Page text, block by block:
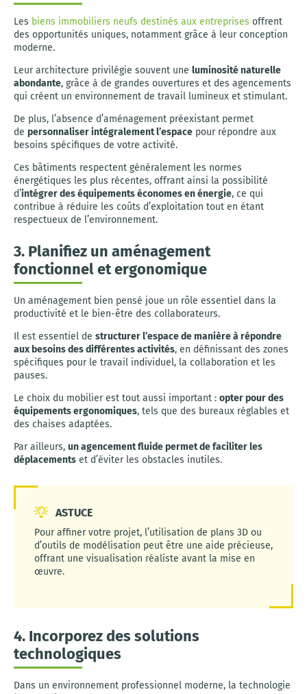
Les biens immobiliers neufs destinés aux entreprises offrent
des opportunités uniques, notamment grâce à leur conception
moderne.
Leur architecture privilégie souvent une luminosité naturelle
abondante, grâce à de grandes ouvertures et des agencements
qui créent un environnement de travail lumineux et stimulant.
De plus, l’absence d’aménagement préexistant permet
de personnaliser intégralement l’espace pour répondre aux
besoins spécifiques de votre activité.
Ces bâtiments respectent généralement les normes
énergétiques les plus récentes, offrant ainsi la possibilité
d’intégrer des équipements économes en énergie, ce qui
contribue à réduire les coûts d’exploitation tout en étant
respectueux de l’environnement.
3. Planifiez un aménagement
fonctionnel et ergonomique
Un aménagement bien pensé joue un rôle essentiel dans la
productivité et le bien-être des collaborateurs.
Il est essentiel de structurer l’espace de manière à répondre
aux besoins des différentes activités, en définissant des zones
spécifiques pour le travail individuel, la collaboration et les
pauses.
Le choix du mobilier est tout aussi important : opter pour des
équipements ergonomiques, tels que des bureaux réglables et
des chaises adaptées.
Par ailleurs, un agencement fluide permet de faciliter les
déplacements et d’éviter les obstacles inutiles.
ASTUCE
Pour affiner votre projet, l’utilisation de plans 3D ou
d’outils de modélisation peut être une aide précieuse,
offrant une visualisation réaliste avant la mise en
œuvre.
4. Incorporez des solutions
technologiques
Dans un environnement professionnel moderne, la technologie